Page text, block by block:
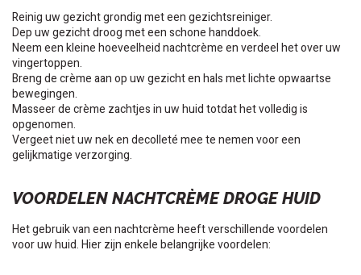
Reinig uw gezicht grondig met een gezichtsreiniger.
Dep uw gezicht droog met een schone handdoek.
Neem een kleine hoeveelheid nachtcrème en verdeel het over uw
vingertoppen.
Breng de crème aan op uw gezicht en hals met lichte opwaartse
bewegingen.
Masseer de crème zachtjes in uw huid totdat het volledig is
opgenomen.
Vergeet niet uw nek en decolleté mee te nemen voor een
gelijkmatige verzorging.
VOORDELEN NACHTCRÈME DROGE HUID
Het gebruik van een nachtcrème heeft verschillende voordelen
voor uw huid. Hier zijn enkele belangrijke voordelen: